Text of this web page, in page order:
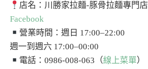
店名：川勝家拉麵-豚骨拉麵專門店
Facebook
營業時間：週日 17:00–22:00
週一到週六 17:00–00:00
電話：0986-008-063（線上菜單）